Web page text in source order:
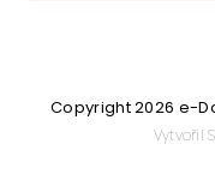
Copyright 2026 e-
Vytvořil